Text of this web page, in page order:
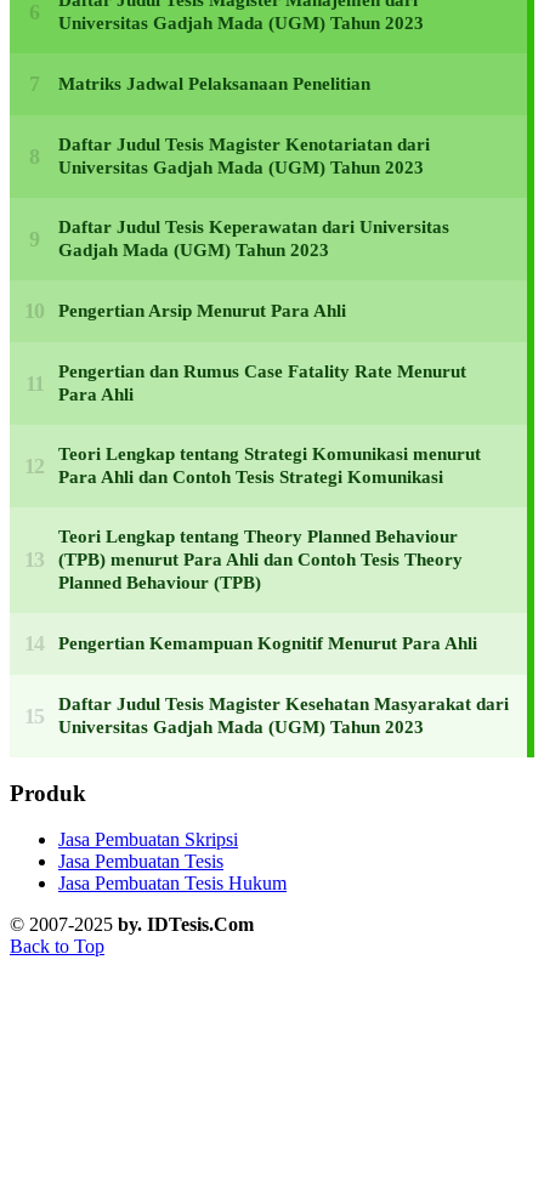
Universitas Gadjah Mada (UGM) Tahun 2023
Matriks Jadwal Pelaksanaan Penelitian
Daftar Judul Tesis Magister Kenotariatan dari
Universitas Gadjah Mada (UGM) Tahun 2023
Daftar Judul Tesis Keperawatan dari Universitas
Gadjah Mada (UGM) Tahun 2023
Pengertian Arsip Menurut Para Ahli
Pengertian dan Rumus Case Fatality Rate Menurut
Para Ahli
Teori Lengkap tentang Strategi Komunikasi menurut
Para Ahli dan Contoh Tesis Strategi Komunikasi
Teori Lengkap tentang Theory Planned Behaviour
(TPB) menurut Para Ahli dan Contoh Tesis Theory
Planned Behaviour (TPB)
Pengertian Kemampuan Kognitif Menurut Para Ahli
Daftar Judul Tesis Magister Kesehatan Masyarakat dari
Universitas Gadjah Mada (UGM) Tahun 2023
Produk
Jasa Pembuatan Skripsi
Jasa Pembuatan Tesis
Jasa Pembuatan Tesis Hukum
© 2007-2025 by. IDTesis.Com
Back to Top